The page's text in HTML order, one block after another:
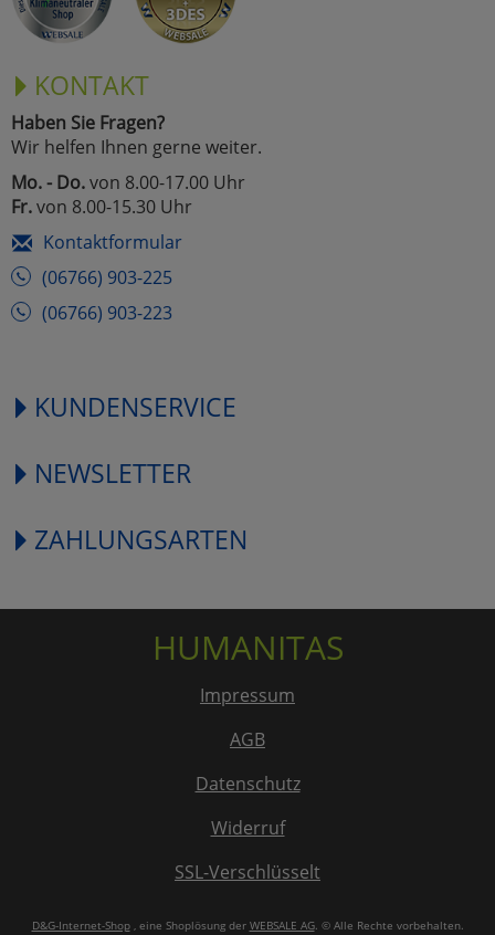
KONTAKT
Haben Sie Fragen?
Wir helfen Ihnen gerne weiter.
Mo. - Do.von 8.00-17.00 Uhr
Fr.von 8.00-15.30 Uhr
Kontaktformular
(06766) 903-225
(06766) 903-223
KUNDENSERVICE
NEWSLETTER
ZAHLUNGSARTEN
HUMANITAS
Impressum
AGB
Datenschutz
Widerruf
SSL-Verschlüsselt
D&G-Internet-Shop, eine Shoplösung der WEBSALE AG. © Alle Rechte vorbehalten.